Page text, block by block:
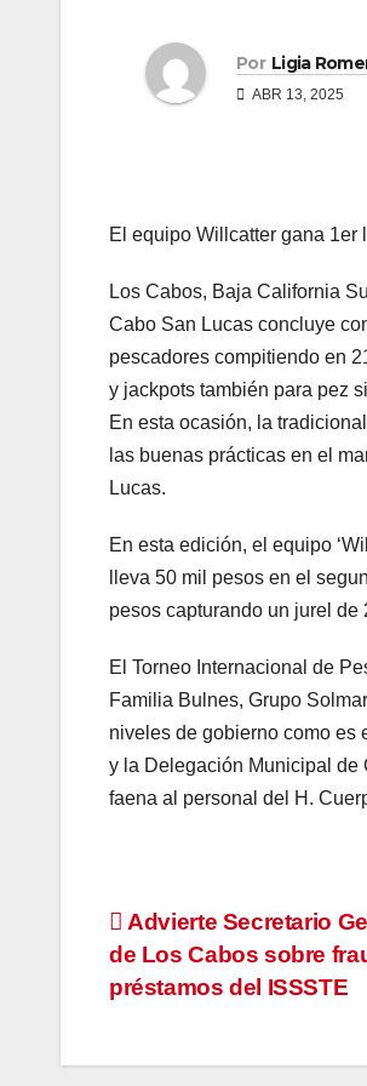
Por Ligia
ABR 13, 2025
El equipo Willcatter gana 1er
Los Cabos, Baja California
Cabo San Lucas concluye
pescadores compitiendo en
y jackpots también para pez
En esta ocasión, la
las buenas prácticas en el
Lucas.
En esta edición, el equipo
lleva 50 mil pesos en el
pesos capturando un jurel de
El Torneo Internacional de
Familia Bulnes, Grupo
niveles de gobierno como es
y la Delegación Municipal de
faena al personal del H.
Navegación
de
Advierte Secretario
de Los Cabos sobre
préstamos del ISSSTE